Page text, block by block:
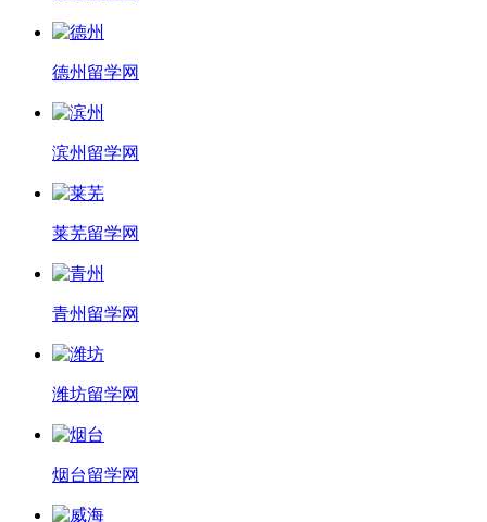
德州留学网
滨州留学网
莱芜留学网
青州留学网
潍坊留学网
烟台留学网